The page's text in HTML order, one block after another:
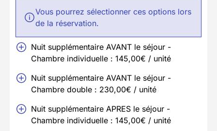
Vous pourrez sélectionner ces options lors
de la réservation.
Nuit supplémentaire AVANT le séjour -
Chambre individuelle : 145,00€ / unité
Nuit supplémentaire AVANT le séjour -
Chambre double : 230,00€ / unité
Nuit supplémentaire APRES le séjour -
Chambre individuelle : 145,00€ / unité